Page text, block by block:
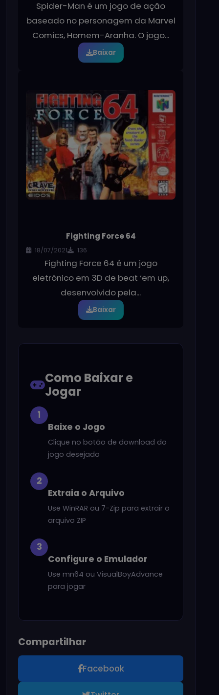
Spider-Man é um jogo de ação
baseado no personagem da Marvel
Comics, Homem-Aranha. O jogo...
Baixar
Fighting Force 64
18/07/2021 136
Fighting Force 64 é um jogo
eletrônico em 3D de beat ‘em up,
desenvolvido pela...
Baixar
Como Baixar e
Jogar
1
Baixe o Jogo
Clique no botão de download do
jogo desejado
2
Extraia o Arquivo
Use WinRAR ou 7-Zip para extrair o
arquivo ZIP
3
Configure o Emulador
Use mn64 ou VisualBoyAdvance
para jogar
Compartilhar
Facebook